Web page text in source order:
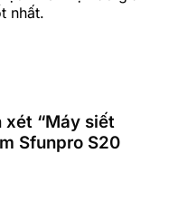
nhất.
xét “Máy siết
Sfunpro S20